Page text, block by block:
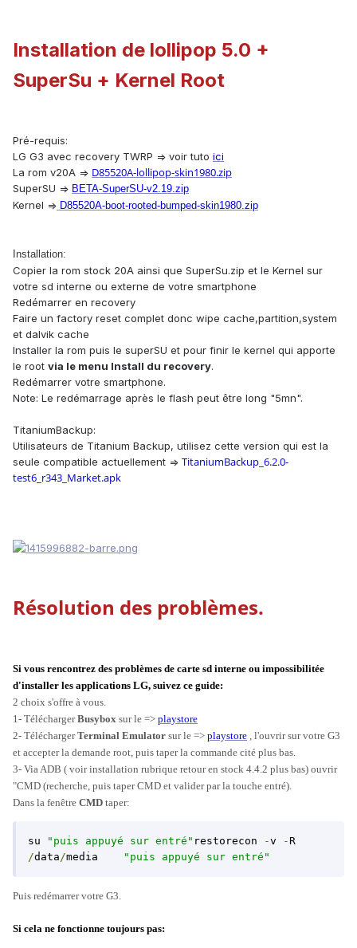
Installation de lollipop 5.0 +
SuperSu + Kernel Root
Pré-requis:
LG G3 avec recovery TWRP => voir tuto ici
La rom v20A => D85520A-lollipop-skin1980.zip
SuperSU => BETA-SuperSU-v2.19.zip
Kernel => D85520A-boot-rooted-bumped-skin1980.zip
Installation:
Copier la rom stock 20A ainsi que SuperSu.zip et le Kernel sur
votre sd interne ou externe de votre smartphone
​Redémarrer en recovery
Faire un factory reset complet donc wipe cache,partition,system
et dalvik cache
Installer la rom puis le superSU et pour finir le kernel qui apporte
le root via le menu Install du recovery.
Redémarrer votre smartphone.
Note: Le redémarrage après le flash peut être long "5mn".
TitaniumBackup:
Utilisateurs de Titanium Backup, utilisez cette version qui est la
seule compatible actuellement => TitaniumBackup_6.2.0-
test6_r343_Market.apk
Résolution des problèmes.
Si vous rencontrez des problèmes de carte sd interne ou impossibilitée
d'installer les applications LG, suivez ce guide:
2 choix s'offre à vous.
1- TéléchargerBusybox sur le => playstore
2- TéléchargerTerminal Emulator sur le => playstore , l'ouvrir sur votre G3
et accepter la demande root, puis taper la commande cité plus bas.
3- Via ADB ( voir installation rubrique retour en stock 4.4.2 plus bas) ouvrir
"CMD (recherche, puis taper CMD et valider par la touche entré).
Dans la fenêtre CMD taper:
su "puis appuyé sur entré" restorecon -v -
/data /media "puis appuyé sur entré"
Puis redémarrer votre G3.
Si cela ne fonctionne toujours pas: